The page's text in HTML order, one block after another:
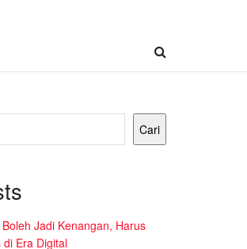
Cari
Jadi Kenangan, Harus
di Era Digital